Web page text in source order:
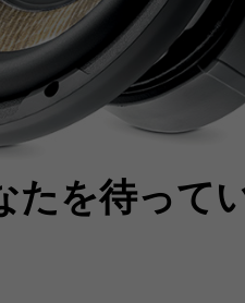
たを待って